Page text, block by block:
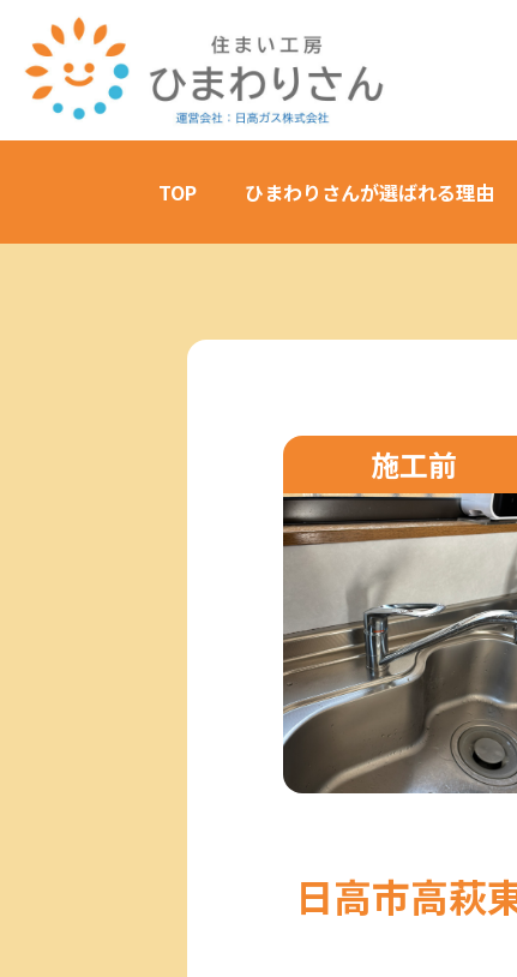
TOP ひまわりさんが選ばれる理由
施工前
日高市高萩